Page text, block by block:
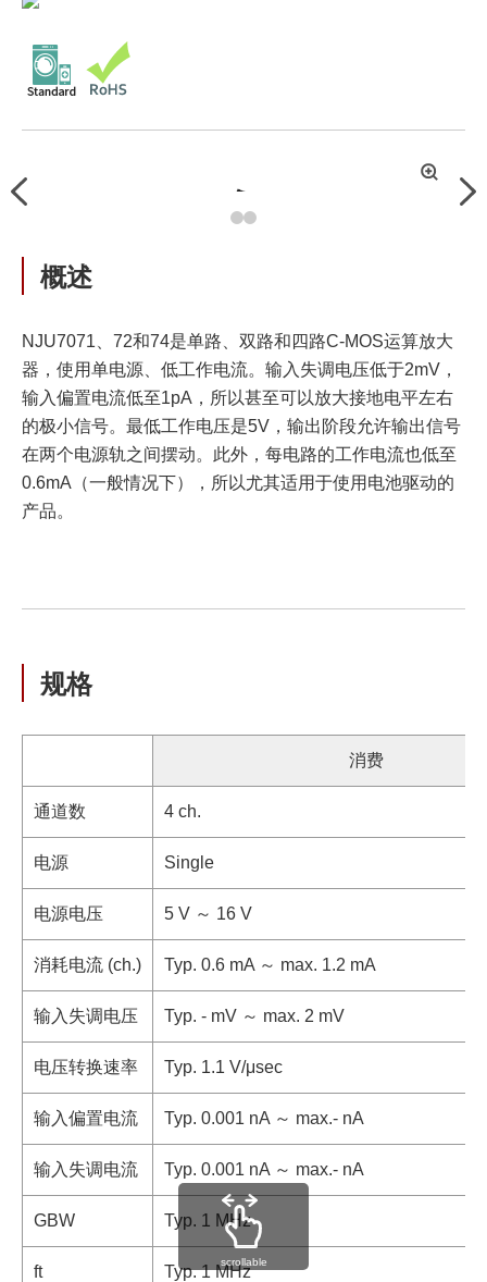
Previous
拡
概述
NJU7071、72和74是单路、双路和四路C-MOS运算放大
器，使用单电源、低工作电流。输入失调电压低于2mV，
输入偏置电流低至1pA，所以甚至可以放大接地电平左右
的极小信号。最低工作电压是5V，输出阶段允许输出信号
在两个电源轨之间摆动。此外，每电路的工作电流也低至
0.6mA（一般情况下），所以尤其适用于使用电池驱动的
产品。
规格
消费
通道数 4 ch.
电源 Single
电源电压 5 V ～ 16 V
消耗电流 (ch.) Typ. 0.6 mA ～ max. 1.2 mA
输入失调电压 Typ. - mV ～ max. 2 mV
电压转换速率 Typ. 1.1 V/μsec
输入偏置电流 Typ. 0.001 nA ～ max.- nA
输入失调电流 Typ. 0.001 nA ～ max.- nA
GBW Typ. 1 MHz
ft Typ. 1 MHz
scrollable